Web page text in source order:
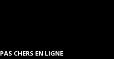
CHERS EN LIGNE